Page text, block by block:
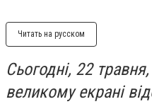
Читать на русском
Сьогодні, 22
великому екрані